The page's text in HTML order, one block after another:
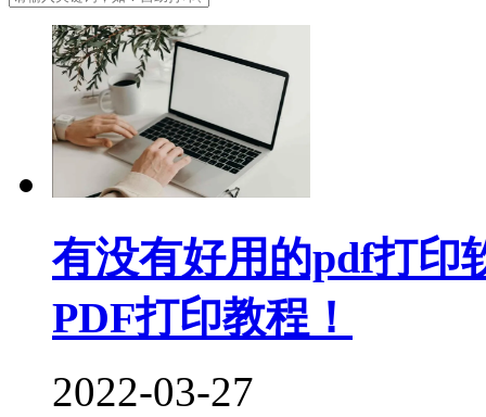
有没有好用的pdf打印
PDF打印教程！
2022-03-27